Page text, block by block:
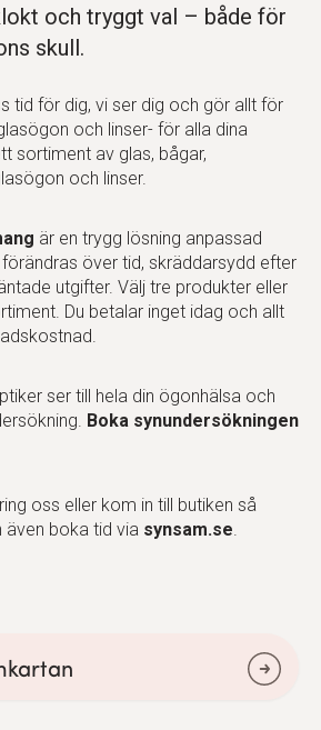
och tryggt val – både för
skull.
tid för dig, vi ser dig och gör allt för
och linser- för alla dina
sortiment av glas, bågar,
och linser.
är en trygg lösning anpassad
över tid, skräddarsydd efter
utgifter. Välj tre produkter eller
Du betalar inget idag och allt
ser till hela din ögonhälsa och
Boka synundersökningen
oss eller kom in till butiken så
även boka tid via synsam.se.